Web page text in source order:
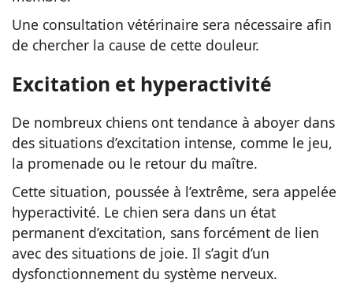
Une consultation vétérinaire sera nécessaire afin
de chercher la cause de cette douleur.
Excitation et hyperactivité
De nombreux chiens ont tendance à aboyer dans
des situations d’excitation intense, comme le jeu,
la promenade ou le retour du maître.
Cette situation, poussée à l’extrême, sera appelée
hyperactivité. Le chien sera dans un état
permanent d’excitation, sans forcément de lien
avec des situations de joie. Il s’agit d’un
dysfonctionnement du système nerveux.